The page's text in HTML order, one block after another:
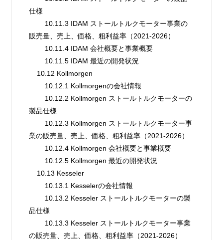
仕様
販売量、売上、価格、粗利益率（2021-2026）
        10.11.4 IDAM 会社概要と事業概要
        10.11.5 IDAM 最近の開発状況
    10.12 Kollmorgen
        10.12.1 Kollmorgenの会社情報
製品仕様
業の販売量、売上、価格、粗利益率（2021-2026）
        10.12.4 Kollmorgen 会社概要と事業概要
        10.12.5 Kollmorgen 最近の開発状況
    10.13 Kesseler
        10.13.1 Kesselerの会社情報
品仕様
の販売量、売上、価格、粗利益率（2021-2026）